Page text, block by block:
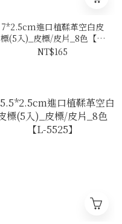
7*2.5cm進口植鞣革空白皮
標(5入)_皮標/皮片_8色【L-
7025】
NT$165